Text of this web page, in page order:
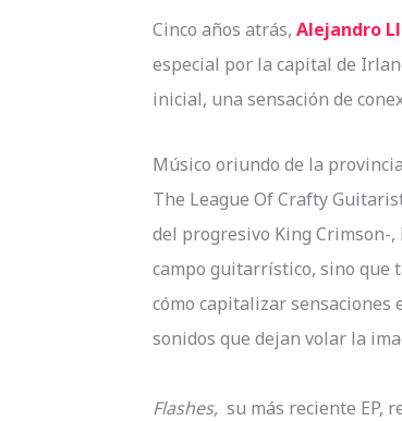
Cinco años atrás, Alejandro
especial por la capital de
inicial, una sensación de
Músico oriundo de la
The League Of Crafty
del progresivo King Crimson-,
campo guitarrístico, sino que
cómo capitalizar sensaciones
sonidos que dejan volar la
Flashes, su más reciente EP,